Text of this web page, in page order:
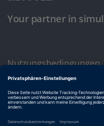
Your partner in
Nutzungsbedingungen
Datenschutzbestimmung
Impressum &